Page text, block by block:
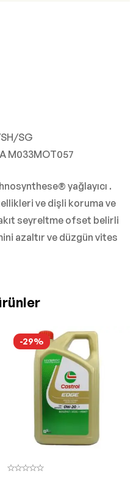
SG
M033MOT057
yağlayıcı .
ve dişli koruma ve
seyreltme ofset belirli
azaltır ve düzgün vites
-29%